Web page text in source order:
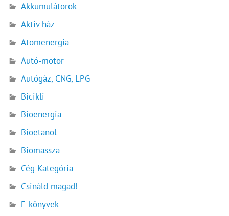
Akkumulátorok
Aktív ház
Atomenergia
Autó-motor
Autógáz, CNG, LPG
Bicikli
Bioenergia
Bioetanol
Biomassza
Cég Kategória
Csináld magad!
E-könyvek